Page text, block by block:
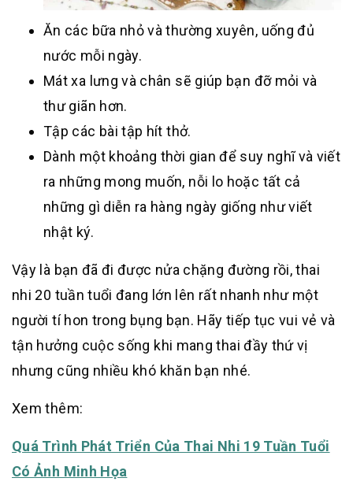
Ăn các bữa nhỏ và thường xuyên, uống đủ
nước mỗi ngày.
Mát xa lưng và chân sẽ giúp bạn đỡ mỏi và
thư giãn hơn.
Tập các bài tập hít thở.
Dành một khoảng thời gian để suy nghĩ và viết
ra những mong muốn, nỗi lo hoặc tất cả
những gì diễn ra hàng ngày giống như viết
nhật ký.
Vậy là bạn đã đi được nửa chặng đường rồi, thai
nhi 20 tuần tuổi đang lớn lên rất nhanh như một
người tí hon trong bụng bạn. Hãy tiếp tục vui vẻ và
tận hưởng cuộc sống khi mang thai đầy thứ vị
nhưng cũng nhiều khó khăn bạn nhé.
Xem thêm:
Quá Trình Phát Triển Của Thai Nhi 19 Tuần Tuổi
Có Ảnh Minh Họa